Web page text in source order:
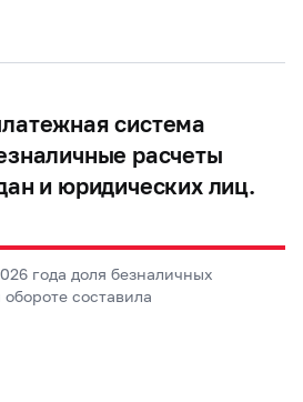
система
расчеты
и юридических лиц.
года доля безналичных
составила